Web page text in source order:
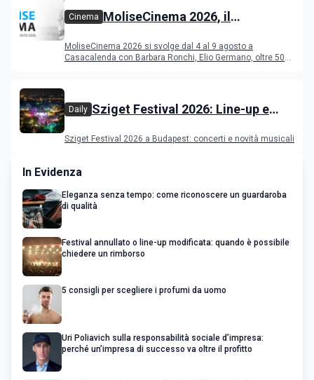
Cinema MoliseCinema 2026, il
MoliseCinema 2026 si svolge dal 4 al 9 agosto a
Casacalenda con Barbara Ronchi, Elio Germano, oltre 50
Daily Sziget Festival 2026: Line-up e
Sziget Festival 2026 a Budapest: concerti e novità musicali
In Evidenza
Eleganza senza tempo: come riconoscere un guardaroba
di qualità
Festival annullato o line-up modificata: quando è possibile
chiedere un rimborso
5 consigli per scegliere i profumi da uomo
Uri Poliavich sulla responsabilità sociale d’impresa:
perché un’impresa di successo va oltre il profitto